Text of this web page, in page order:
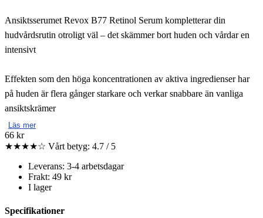
Ansiktsserumet Revox B77 Retinol Serum kompletterar din
hudvårdsrutin otroligt väl – det skämmer bort huden och vårdar en
intensivt
Effekten som den höga koncentrationen av aktiva ingredienser har
på huden är flera gånger starkare och verkar snabbare än vanliga
ansiktskrämer
Läs mer
66 kr
★★★★☆ Vårt betyg: 4.7 / 5
Leverans: 3-4 arbetsdagar
Frakt: 49 kr
I lager
Specifikationer